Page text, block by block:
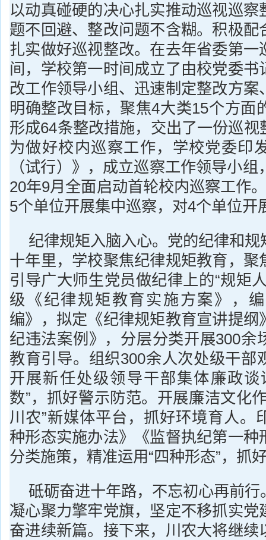
以动真碰硬的决心扎实推动巡视巡察
题不回避、整改问题不含糊。积极配
扎实做好巡视整改。在去年省委第一
间，学校第一时间成立了由校党委书
改工作领导小组、迅速制定整改方案
明确整改目标，聚焦4大类15个方面
形成64条整改措施，交出了一份巡视
为做好校内巡察工作，学校党委印
（试行）》，成立巡察工作领导小
20年9月全面启动首轮校内巡察工作
5个单位开展集中巡察，对4个单位开
纪律规矩入脑入心。党的纪律和
十年里，学校聚焦纪律规矩教育，聚
引导广大师生党员做纪律上的“规矩
级《纪律规矩教育实施方案》，
编》，拟定《纪律规矩教育宣讲提纲
纪违法案例》，分层分类开展300余
教育引导。组织300余人次处级干部
开展新任处级领导干部集体廉政谈
数”，抓好警示防范。开展廉洁文化
川农”新媒体平台，抓好环境育人。
种形态实施办法》《监督执纪第一种
分类施策，精准运用“四种形态”，抓
砥砺奋进十年路，不忘初心再前
凝心聚力擎牢党旗，坚定不移抓实党
奋进续新篇。接下来，川农大将继续